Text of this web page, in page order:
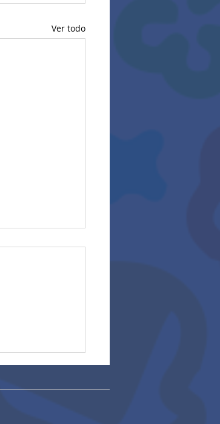
Ver todo